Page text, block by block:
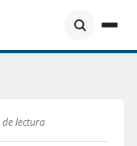
lectura